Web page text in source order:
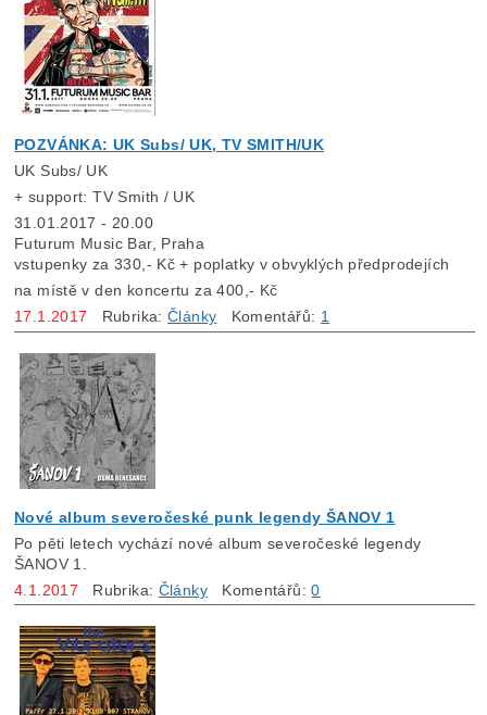
POZVÁNKA: UK Subs/ UK, TV SMITH/UK
UK Subs/ UK
+ support: TV Smith / UK
31.01.2017 - 20.00
Futurum Music Bar, Praha
vstupenky za 330,- Kč + poplatky v obvyklých předprodejích
na místě v den koncertu za 400,- Kč
17.1.2017 Rubrika:Články Komentářů: 1
Nové album severočeské punk legendy ŠANOV 1
Po pěti letech vychází nové album severočeské legendy
ŠANOV 1.
4.1.2017 Rubrika: Články Komentářů:0